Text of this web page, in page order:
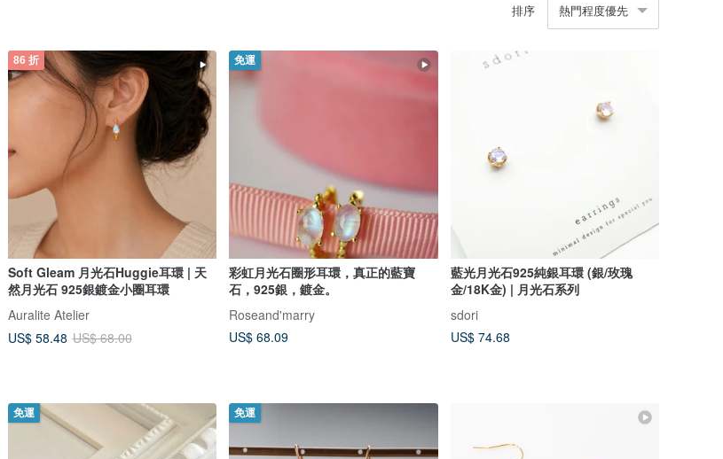
排序 熱門程度優先
86 折
Soft Gleam 月光石Huggie耳環 | 天
然月光石 925銀鍍金小圈耳環
Auralite Atelier
US$ 58.48 US$ 68.00
免運
彩虹月光石圈形耳環，真正的藍寶
石，925銀，鍍金。
Roseand'marry
US$ 68.09
藍光月光石925純銀耳環 (銀/玫瑰
金/18K金) | 月光石系列
sdori
US$ 74.68
免運 免運